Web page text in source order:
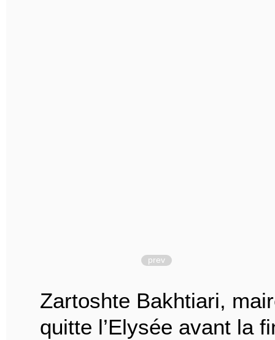
prev
Zartoshte Bakhtiari,
quitte l’Elysée avant la